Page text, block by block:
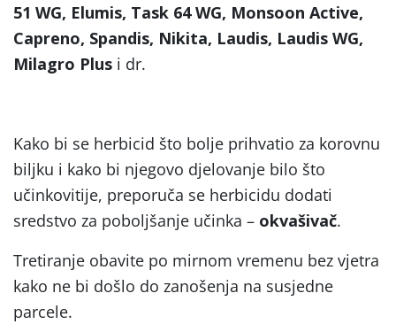
51 WG, Elumis, Task 64 WG, Monsoon Active,
Capreno, Spandis, Nikita, Laudis, Laudis WG,
Milagro Plus i dr.
Kako bi se herbicid što bolje prihvatio za korovnu
biljku i kako bi njegovo djelovanje bilo što
učinkovitije, preporuča se herbicidu dodati
sredstvo za poboljšanje učinka – okvašivač.
Tretiranje obavite po mirnom vremenu bez vjetra
kako ne bi došlo do zanošenja na susjedne
parcele.